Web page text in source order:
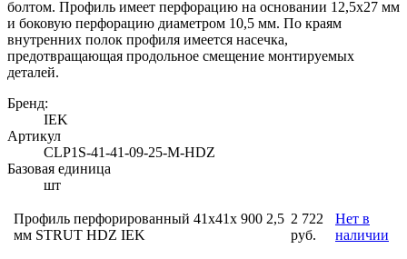
болтом. Профиль имеет перфорацию на основании 12,5х27 мм
и боковую перфорацию диаметром 10,5 мм. По краям
внутренних полок профиля имеется насечка,
предотвращающая продольное смещение монтируемых
деталей.
Бренд:
IEK
Артикул
CLP1S-41-41-09-25-M-HDZ
Базовая единица
шт
Профиль перфорированный 41x41х 900 2,5
мм STRUT HDZ IEK
2 722
руб.
Нет в
наличии